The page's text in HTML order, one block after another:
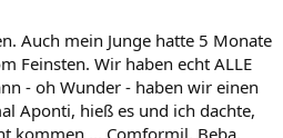
Auch mein Junge hatte 5 Monate
Feinsten. Wir haben echt ALLE
- oh Wunder - haben wir einen
Aponti, hieß es und ich dachte,
kommen ... Comformil, Beba,